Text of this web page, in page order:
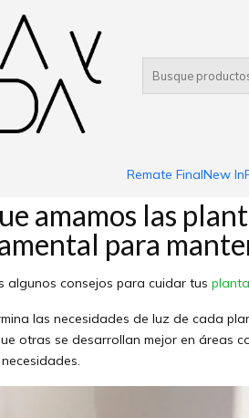
Remate FinalNew In
amamos las
para
algunos consejos para cuidar tus
las necesidades de luz de cada
otras se desarrollan mejor en áreas